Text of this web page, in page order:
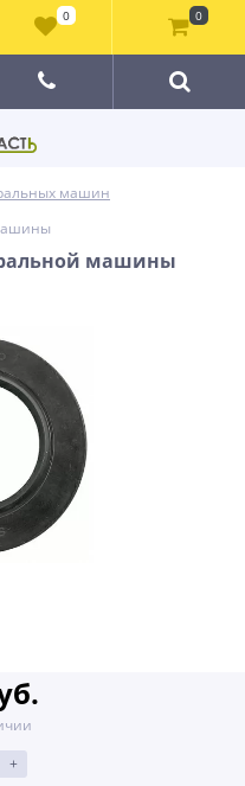
машин
машины
+
0 0